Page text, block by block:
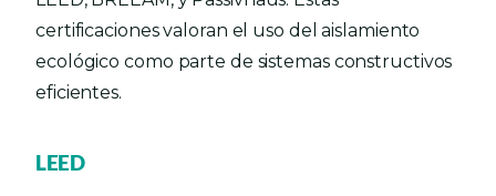
certificaciones valoran el uso del aislamiento
ecológico como parte de sistemas constructivos
eficientes.
LEED